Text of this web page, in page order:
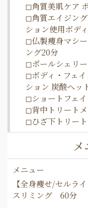
◻︎角質美肌ケア
◻︎角質エイジン
ション使用ボデ
◻︎仏製痩身マシ
ング20分
◻︎ポールシェリ
◻︎ボディ・フェ
ション 炭酸ヘッ
◻︎ショートフェ
◻︎背中トリート
◻︎ひざ下トリー
メニュー
【全身痩せ/セルラ
スリミング 60分